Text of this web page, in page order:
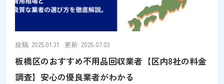
ルショップです。年間6万点以上を自社店舗で販
売しているため、冷蔵庫・洗濯機・ソファ・食
器棚など幅広い品目の買取に対応できます。持
ち込みが難しい大型品も、ご自宅で査定できる
出張買取が便利です。 パワーセラーの店舗があ
投稿: 2025.01.31 更新: 2026.07.03
板橋区のおすすめ不用品回収業者【区内8社の料金
調査】安心の優良業者がわかる